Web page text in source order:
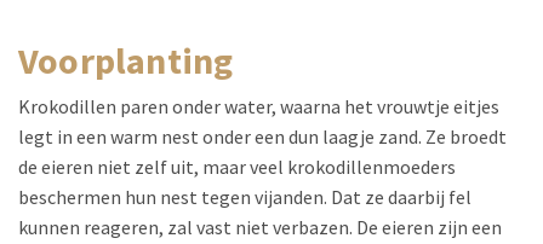
voorplanting
Krokodillen paren onder water, waarna het vrouwtje eitjes
legt in een warm nest onder een dun laagje zand. Ze broedt
de eieren niet zelf uit, maar veel krokodillenmoeders
beschermen hun nest tegen vijanden. Dat ze daarbij fel
kunnen reageren, zal vast niet verbazen. De eieren zijn een